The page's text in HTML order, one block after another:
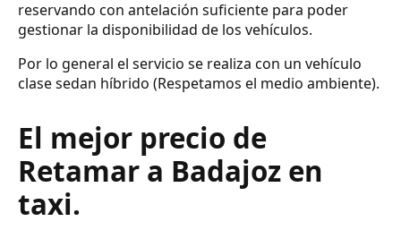
reservando con antelación suficiente para poder
gestionar la disponibilidad de los vehículos.
Por lo general el servicio se realiza con un vehículo
clase sedan híbrido (Respetamos el medio ambiente).
El mejor precio de
Retamar a Badajoz en
taxi.